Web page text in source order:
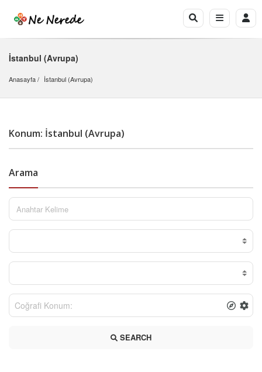
İstanbul (Avrupa)
Anasayfa İstanbul (Avrupa)
Konum: İstanbul (Avrupa)
Arama
SEARCH